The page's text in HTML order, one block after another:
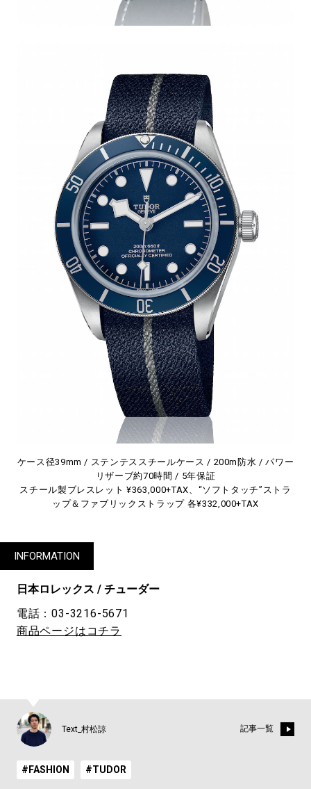
ケース径39mm / ステンテススチールケース / 200m防水 / パワー
リザーブ約70時間 / 5年保証
スチール製ブレスレット ¥363,000+TAX、“ソフトタッチ”ストラ
ップ＆ファブリックストラップ 各¥332,000+TAX
INFORMATION
日本ロレックス / チューダー
電話：03-3216-5671
商品ページはコチラ
Text_村松諒 記事一覧
#FASHION #TUDOR